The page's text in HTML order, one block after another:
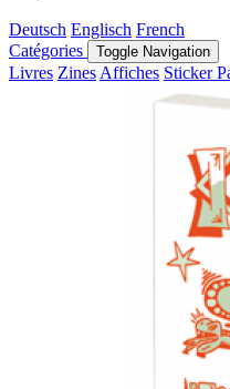
Deutsch Englisch French
Catégories
Toggle Navigation
Livres Zines Affiches Sticker